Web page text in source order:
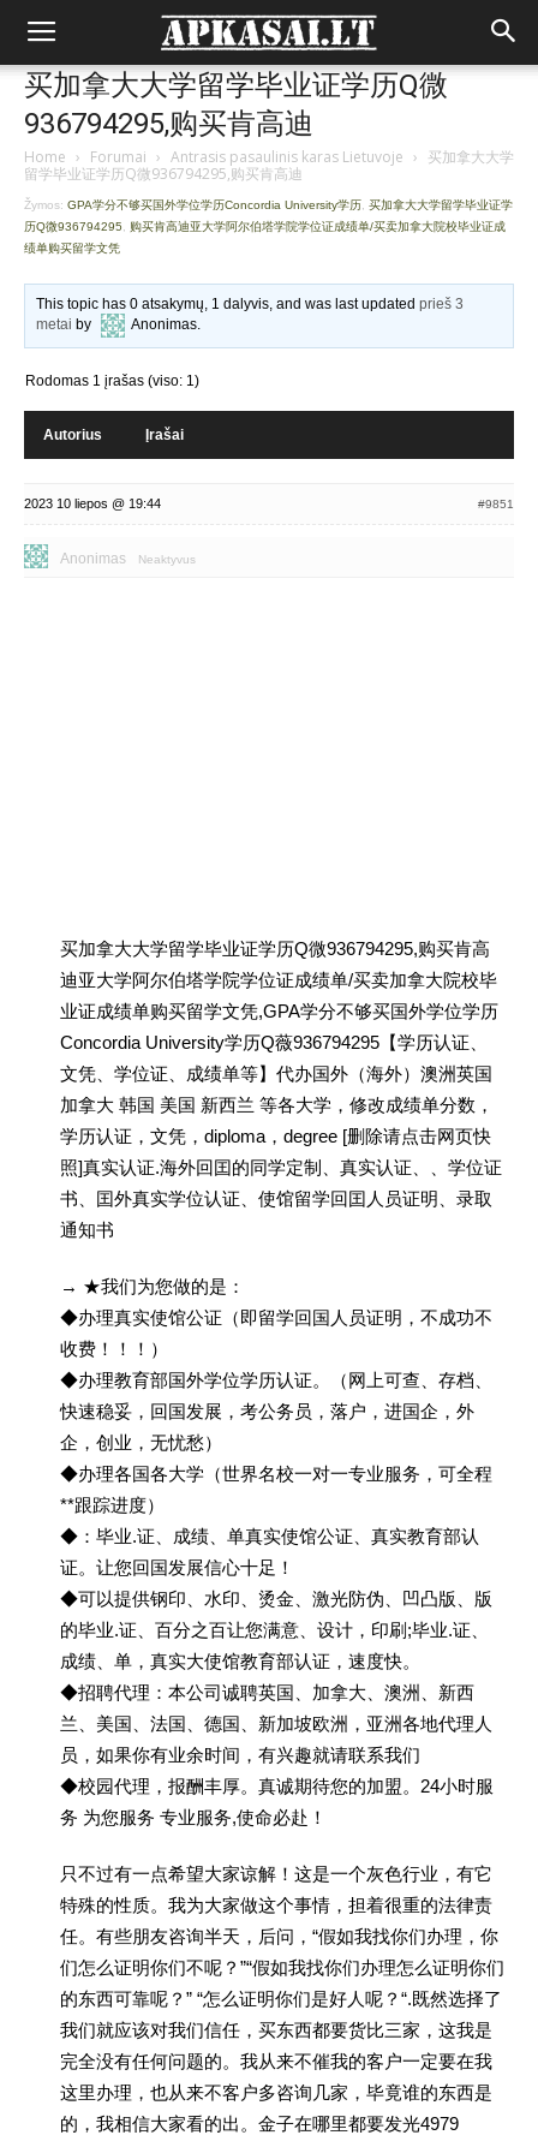
买加拿大大学留学毕业证学历Q微
936794295,购买肯高迪
Home › Forumai › Antrasis pasaulinis karas Lietuvoje › 买加拿大大学
留学毕业证学历Q微936794295,购买肯高迪
Žymos: GPA学分不够买国外学位学历Concordia University学历 买加拿大大学留学毕业证学
历Q微936794295
购买肯高迪亚大学阿尔伯塔学院学位证成绩单/买卖加拿大院校毕业证成
绩单购买留学文凭
This topic has 0 atsakymų, 1 dalyvis, and was last updatedprieš 3
metai by Anonimas.
Rodomas 1 įrašas (viso: 1)
Autorius Įrašai
2023 10 liepos @ 19:44 #9851
Anonimas Neaktyvus
买加拿大大学留学毕业证学历Q微936794295,购买肯高
迪亚大学阿尔伯塔学院学位证成绩单/买卖加拿大院校毕
业证成绩单购买留学文凭,GPA学分不够买国外学位学历
Concordia University学历Q薇936794295【学历认证、
文凭、学位证、成绩单等】代办国外（海外）澳洲英国
加拿大 韩国 美国 新西兰 等各大学，修改成绩单分数，
学历认证，文凭，diploma，degree [删除请点击网页快
照]真实认证.海外回囯的同学定制、真实认证、、学位证
书、囯外真实学位认证、使馆留学回囯人员证明、录取
通知书
→ ★我们为您做的是：
◆办理真实使馆公证（即留学回国人员证明，不成功不
收费！！！）
◆办理教育部国外学位学历认证。（网上可查、存档、
快速稳妥，回国发展，考公务员，落户，进国企，外
企，创业，无忧愁）
◆办理各国各大学（世界名校一对一专业服务，可全程
**跟踪进度）
◆：毕业.证、成绩、单真实使馆公证、真实教育部认
证。让您回国发展信心十足！
◆可以提供钢印、水印、烫金、激光防伪、凹凸版、版
的毕业.证、百分之百让您满意、设计，印刷;毕业.证、
成绩、单，真实大使馆教育部认证，速度快。
◆招聘代理：本公司诚聘英国、加拿大、澳洲、新西
兰、美国、法国、德国、新加坡欧洲，亚洲各地代理人
员，如果你有业余时间，有兴趣就请联系我们
◆校园代理，报酬丰厚。真诚期待您的加盟。24小时服
务 为您服务 专业服务,使命必赴！
只不过有一点希望大家谅解！这是一个灰色行业，有它
特殊的性质。我为大家做这个事情，担着很重的法律责
任。有些朋友咨询半天，后问，“假如我找你们办理，你
们怎么证明你们不呢？”“假如我找你们办理怎么证明你们
的东西可靠呢？” “怎么证明你们是好人呢？“.既然选择了
我们就应该对我们信任，买东西都要货比三家，这我是
完全没有任何问题的。我从来不催我的客户一定要在我
这里办理，也从来不客户多咨询几家，毕竟谁的东西是
的，我相信大家看的出。金子在哪里都要发光4979